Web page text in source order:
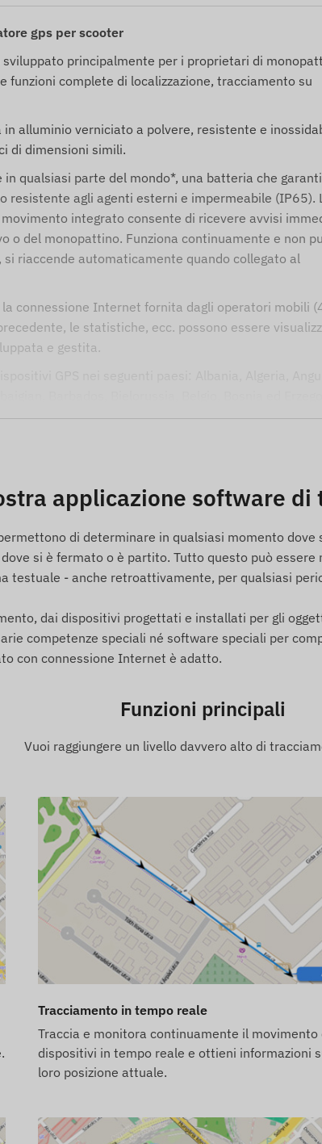
gps per scooter
principalmente per i proprietari di
complete di localizzazione, tracciamento su
alluminio verniciato a polvere, resistente e
di dimensioni simili.
qualsiasi parte del mondo*, una batteria che
resistente agli agenti esterni e impermeabile (IP65).
integrato consente di ricevere avvisi
o del monopattino. Funziona continuamente e non
riaccende automaticamente quando collegato al
connessione Internet fornita dagli operatori mobili
le statistiche, ecc. possono essere
e gestita.
Barbados, Bielorussia, Belgio, Bosnia ed
Cile, Cina, Colombia, Croazia, Cipro, Repubblica
Malesia, Malta, Messico, Moldavia, Monaco,
Russia, Saint Kitts e Nevis, Saint Lucia, Saint
Sri Lanka, Svezia, Svizzera, Thailandia, Tunisia,
Uniti, Vietnam e Hong Kong.
GALILEO, BEIDOU)
reti GSM 4G e 2G, con una scheda SIM micro
e attiva (se attivata)
applicazione software di
di determinare in qualsiasi momento
si è fermato o è partito. Tutto questo può
testuale - anche retroattivamente, per qualsiasi
dai dispositivi progettati e installati per gli
competenze speciali né software speciali per
con connessione Internet è adatto.
Funzioni principali
Vuoi raggiungere un livello davvero alto di
Tracciamento in tempo reale
Traccia e monitora continuamente il movimento
dispositivi in tempo reale e ottieni informazioni
loro posizione attuale.